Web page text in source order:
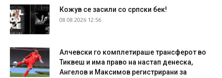
Кожув се засили со српски бек!
08.08.2026 12:56
Алчевски го комплетираше трансферот во
Тиквеш и има право на настап денеска,
Ангелов и Максимов регистрирани за